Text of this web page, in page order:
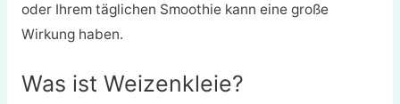
oder Ihrem täglichen Smoothie kann eine große
Wirkung haben.
Was ist Weizenkleie?